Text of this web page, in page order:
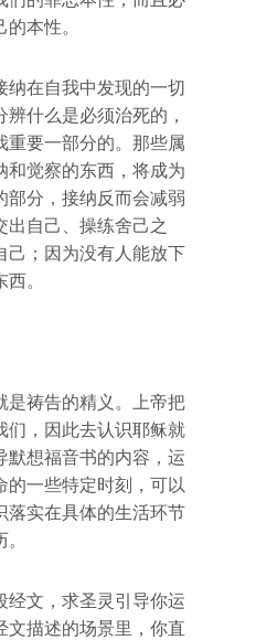
本性。
纳在自我中发现的一切
什么是必须治死的，
重要一部分的。那些属
和觉察的东西，将成为
部分，接纳反而会减弱
出自己、操练舍己之
己；因为没有人能放下
。
是祷告的精义。上帝把
们，因此去认识耶稣就
默想福音书的内容，运
的一些特定时刻，可以
落实在具体的生活环节
经文，求圣灵引导你运
文描述的场景里，你直